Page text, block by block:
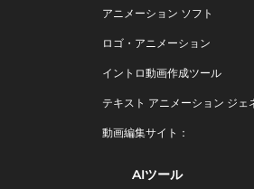
アニメーション ソフト
ロゴ・アニメーション
イントロ動画作成ツール
テキスト アニメーション ジェ
動画編集サイト：
AIツール